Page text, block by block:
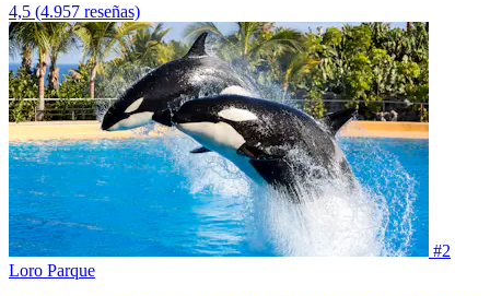
4,5 (4.957 reseñas)
#2
Loro Parque